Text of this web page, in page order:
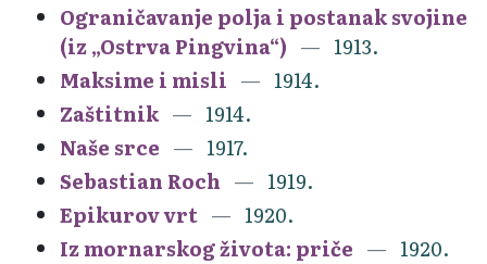
Ograničavanje polja i postanak svojine
(iz „Ostrva Pingvina“)
1913.
Maksime i misli
1914.
Zaštitnik
1914.
Naše srce
1917.
Sebastian Roch
1919.
Epikurov vrt
1920.
Iz mornarskog života: priče
1920.